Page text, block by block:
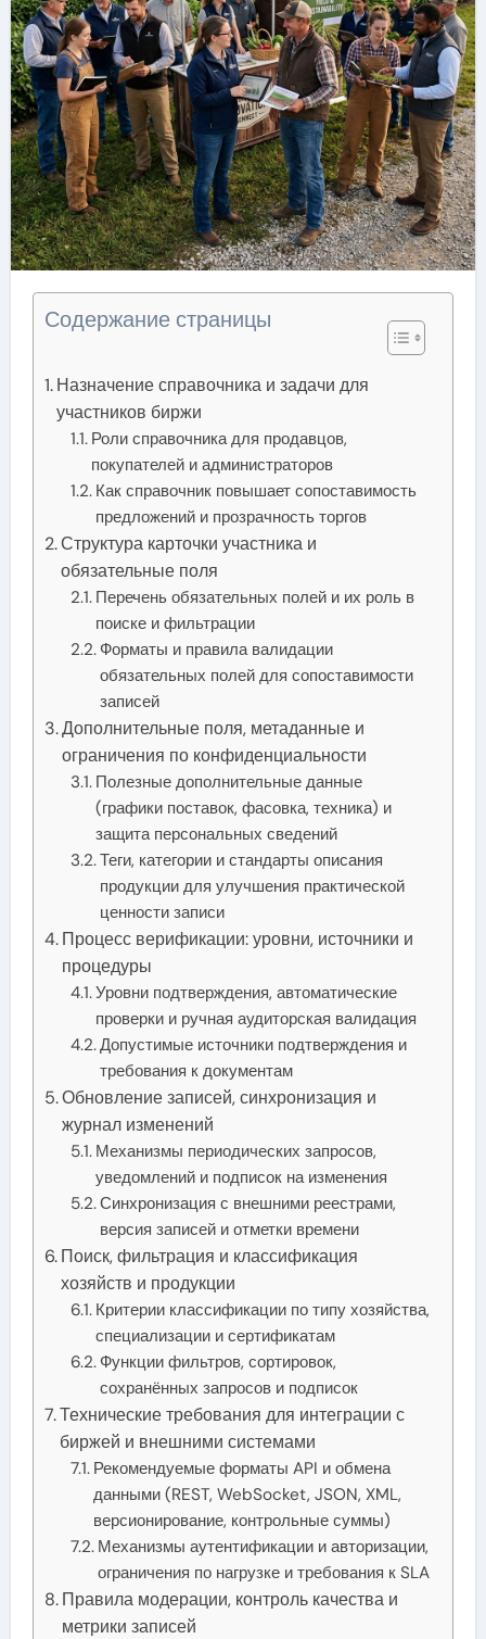
Содержание страницы
Назначение справочника и задачи для
участников биржи
Роли справочника для продавцов,
покупателей и администраторов
Как справочник повышает сопоставимость
предложений и прозрачность торгов
Структура карточки участника и
обязательные поля
Перечень обязательных полей и их роль в
поиске и фильтрации
Форматы и правила валидации
обязательных полей для сопоставимости
записей
Дополнительные поля, метаданные и
ограничения по конфиденциальности
Полезные дополнительные данные
(графики поставок, фасовка, техника) и
защита персональных сведений
Теги, категории и стандарты описания
продукции для улучшения практической
ценности записи
Процесс верификации: уровни, источники и
процедуры
Уровни подтверждения, автоматические
проверки и ручная аудиторская валидация
Допустимые источники подтверждения и
требования к документам
Обновление записей, синхронизация и
журнал изменений
Механизмы периодических запросов,
уведомлений и подписок на изменения
Синхронизация с внешними реестрами,
версия записей и отметки времени
Поиск, фильтрация и классификация
хозяйств и продукции
Критерии классификации по типу хозяйства,
специализации и сертификатам
Функции фильтров, сортировок,
сохранённых запросов и подписок
Технические требования для интеграции с
биржей и внешними системами
Рекомендуемые форматы API и обмена
данными (REST, WebSocket, JSON, XML,
версионирование, контрольные суммы)
Механизмы аутентификации и авторизации,
ограничения по нагрузке и требования к SLA
Правила модерации, контроль качества и
метрики записей